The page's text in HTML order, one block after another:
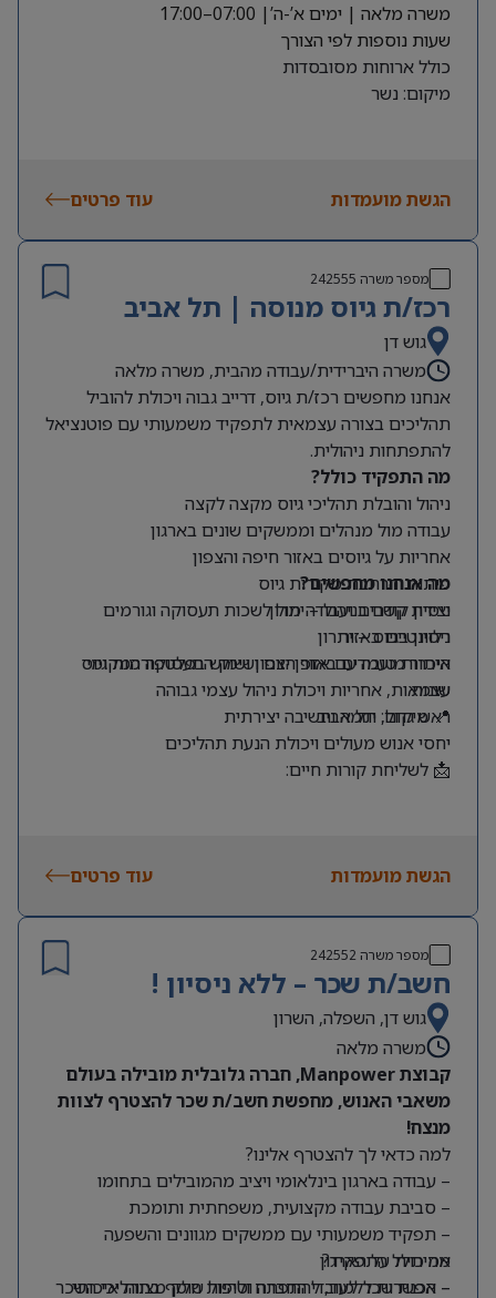
משרה מלאה | ימים א’-ה’| 07:00–17:00
שעות נוספות לפי הצורך
כולל ארוחות מסובסדות
מיקום: נשר
הגשת מועמדות עוד פרטים
מספר משרה 242555
רכז/ת גיוס מנוסה | תל אביב
גוש דן
משרה היברידית/עבודה מהבית, משרה מלאה
אנחנו מחפשים רכז/ת גיוס, דרייב גבוה ויכולת להוביל
תהליכים בצורה עצמאית לתפקיד משמעותי עם פוטנציאל
להתפתחות ניהולית.
מה התפקיד כולל?
ניהול והובלת תהליכי גיוס מקצה לקצה
עבודה מול מנהלים וממשקים שונים בארגון
אחריות על גיוסים באזור חיפה והצפון
פיתוח והרחבת מקורות גיוס
יצירת קשרים ועבודה מול לשכות תעסוקה וגורמים
רלוונטיים באזור
איתור מועמדים באופן יזום ושימוש בפלטפורמות גיוס
שונות
מה אנחנו מחפשים?
ניסיון קודם בניהול – יתרון
ניסיון בגיוס – יתרון
היכרות טובה עם אזור הצפון ושוק התעסוקה המקומי
עצמאות, אחריות ויכולת ניהול עצמי גבוהה
ראש גדול, יוזמה וחשיבה יצירתית
יחסי אנוש מעולים ויכולת הנעת תהליכים
📍 מיקום: תל אביב
📩 לשליחת קורות חיים:
הגשת מועמדות עוד פרטים
מספר משרה 242552
חשב/ת שכר – ללא ניסיון !
גוש דן, השפלה, השרון
משרה מלאה
קבוצת Manpower, חברה גלובלית מובילה בעולם
משאבי האנוש, מחפשת חשב/ת שכר להצטרף לצוות
מנצח!
למה כדאי לך להצטרף אלינו?
– עבודה בארגון בינלאומי ויציב מהמובילים בתחומו
– סביבת עבודה מקצועית, משפחתית ותומכת
– תפקיד משמעותי עם ממשקים מגוונים והשפעה
אמיתית על הארגון
– אפשרות ללמוד, להתפתח ולהיות חלק מצוות איכותי
מה כולל התפקיד?
– הכנת שכר לעובדי החברה וטיפול שוטף בתהליכי השכר